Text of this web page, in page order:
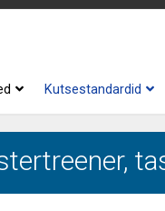
Kutsestandardid